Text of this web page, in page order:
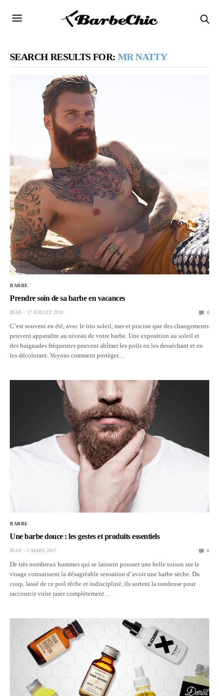
SEARCH RESULTS FOR: MR NATTY
BARBE
Prendre soin de sa barbe en vacances
JEAN 17 JUILLET 2018 0
C’est souvent en été, avec le trio soleil, mer et piscine que des changements
peuvent apparaître au niveau de votre barbe. Une exposition au soleil et
des baignades fréquentes peuvent abîmer les poils en les desséchant et en
les décolorant. Voyons comment protéger…
BARBE
Une barbe douce : les gestes et produits essentiels
JEAN 5 MARS 2017 0
De très nombreux hommes qui se laissent pousser une belle toison sur le
visage connaissent la désagréable sensation d’avoir une barbe sèche. Du
coup, lassé de ce poil rêche et indiscipliné, ils sortent la tondeuse pour
raccourcir voire raser complètement…